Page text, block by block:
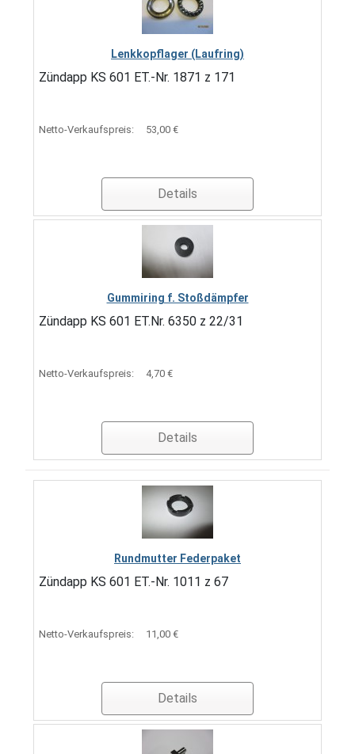
Lenkkopflager (Laufring)
Zündapp KS 601 ET.-Nr. 1871 z 171
Netto-Verkaufspreis: 53,00 €
Details
Gummiring f. Stoßdämpfer
Zündapp KS 601 ET.Nr. 6350 z 22/31
Netto-Verkaufspreis: 4,70 €
Details
Rundmutter Federpaket
Zündapp KS 601 ET.-Nr. 1011 z 67
Netto-Verkaufspreis: 11,00 €
Details